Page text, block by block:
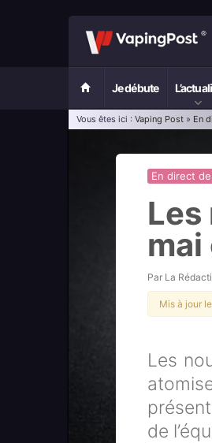
Je débute
Vous êtes ici : Vaping Post » En
En direct
Par La
Mis à jour
Les
de